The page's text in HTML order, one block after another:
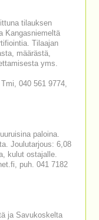
tilauksen
Kangasniemeltä
Tilaajan
määrästä,
yms.
040 561 9774,
paloina.
Joulutarjous: 6,08
kulut ostajalle.
puh. 041 7182
ja Savukoskelta